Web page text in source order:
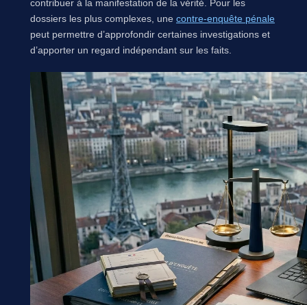
contribuer à la manifestation de la vérité. Pour les
dossiers les plus complexes, une contre-enquête pénale
peut permettre d’approfondir certaines investigations et
d’apporter un regard indépendant sur les faits.